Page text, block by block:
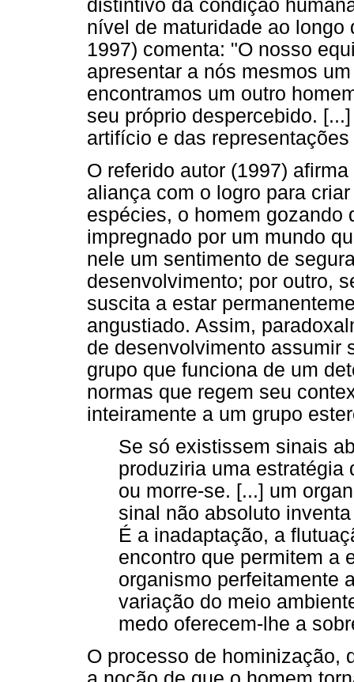
distintivo da condição
nível de maturidade ao
1997) comenta: "O nosso
apresentar a nós mesmos
encontramos um outro
seu próprio despercebido.
artifício e das
O referido autor (1997)
aliança com o logro para
espécies, o homem gozando
impregnado por um mundo
nele um sentimento de
desenvolvimento; por outro,
suscita a estar
angustiado. Assim,
de desenvolvimento assumir
grupo que funciona de um
normas que regem seu
inteiramente a um grupo
Se só existissem sinais
produziria uma
ou morre-se. [...] um
sinal não absoluto
É a inadaptação, a
encontro que permitem a
organismo perfeitamente
variação do meio
medo oferecem-lhe a
O processo de hominização,